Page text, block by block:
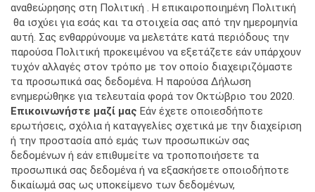
αναθεώρησης στη Πολιτική . Η επικαιροποιημένη Πολιτική
θα ισχύει για εσάς και τα στοιχεία σας από την ημερομηνία
αυτή. Σας ενθαρρύνουμε να μελετάτε κατά περιόδους την
παρούσα Πολιτική προκειμένου να εξετάζετε εάν υπάρχουν
τυχόν αλλαγές στον τρόπο με τον οποίο διαχειριζόμαστε
τα προσωπικά σας δεδομένα. Η παρούσα Δήλωση
ενημερώθηκε για τελευταία φορά τον Oκτώβριο του 2020.
Επικοινωνήστε μαζί μας Εάν έχετε οποιεσδήποτε
ερωτήσεις, σχόλια ή καταγγελίες σχετικά με την διαχείριση
ή την προστασία από εμάς των προσωπικών σας
δεδομένων ή εάν επιθυμείτε να τροποποιήσετε τα
προσωπικά σας δεδομένα ή να εξασκήσετε οποιοδήποτε
δικαίωμά σας ως υποκείμενο των δεδομένων,